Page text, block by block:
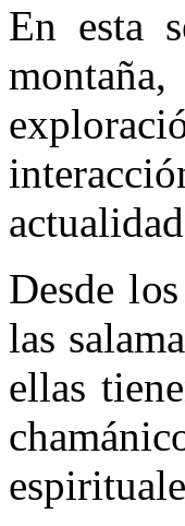
En esta
Desde
las
ellas